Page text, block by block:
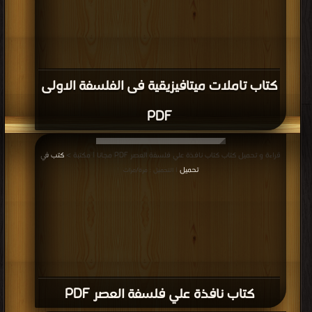
كتاب تاملات ميتافيزيقية فى الفلسفة الاولى
PDF
كتاب نافذة علي فلسفة العصر PDF
قراءة و تحميل كتاب كتاب نافذة علي فلسفة العصر PDF مجانا | مكتبة >
كتب في
تحميل
| التحميل : مرة/مرات